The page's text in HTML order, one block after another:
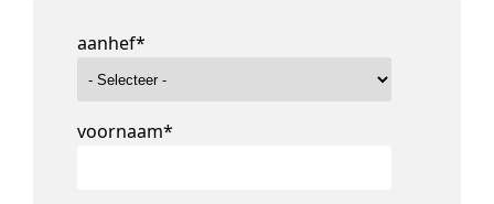
aanhef*
voornaam*